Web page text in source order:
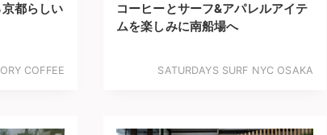
都らしい
COFFEE
コーヒーとサーフ&アパレルアイテ
ムを楽しみに南船場へ
SATURDAYS SURF NYC OSAKA